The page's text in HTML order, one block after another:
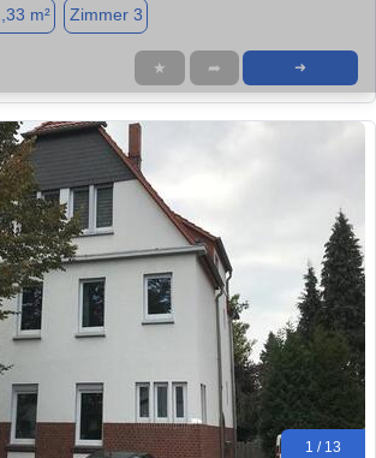
m² Zimmer 3
★ ➦ ➜
1 / 13